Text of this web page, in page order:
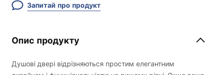
Запитай про продукт
Опис продукту
Душові двері відрізняються простим елегантним